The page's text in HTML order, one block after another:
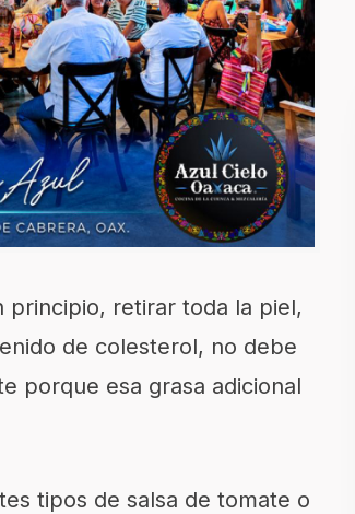
retirar toda la piel,
de colesterol, no debe
porque esa grasa adicional
tipos de salsa de tomate o